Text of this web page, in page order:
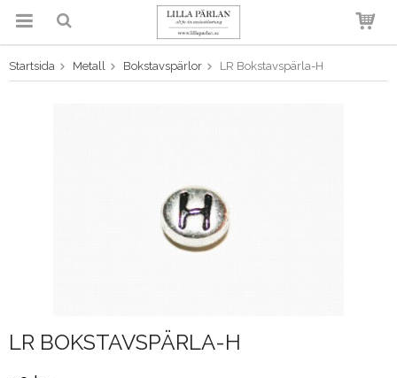
Produkten har blivit tillagd i
varukorgen
Startsida Metall Bokstavspärlor LR Bokstavspärla-H
LR BOKSTAVSPÄRLA-H